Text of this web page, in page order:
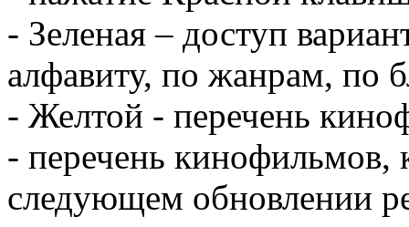
- Зеленая – доступ
алфавиту, по жанрам, по
- Желтой - перечень
- перечень кинофильмов,
следующем обновлении